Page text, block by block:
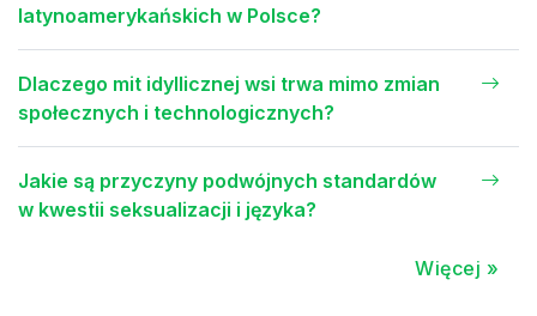
latynoamerykańskich w Polsce?
Dlaczego mit idyllicznej wsi trwa mimo zmian
społecznych i technologicznych?
Jakie są przyczyny podwójnych standardów
w kwestii seksualizacji i języka?
Więcej »